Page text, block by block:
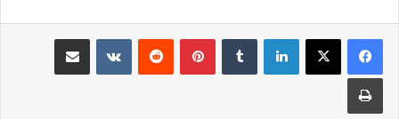
لينكدإن بينتيريست
مشاركة عبر البريد
طباعة